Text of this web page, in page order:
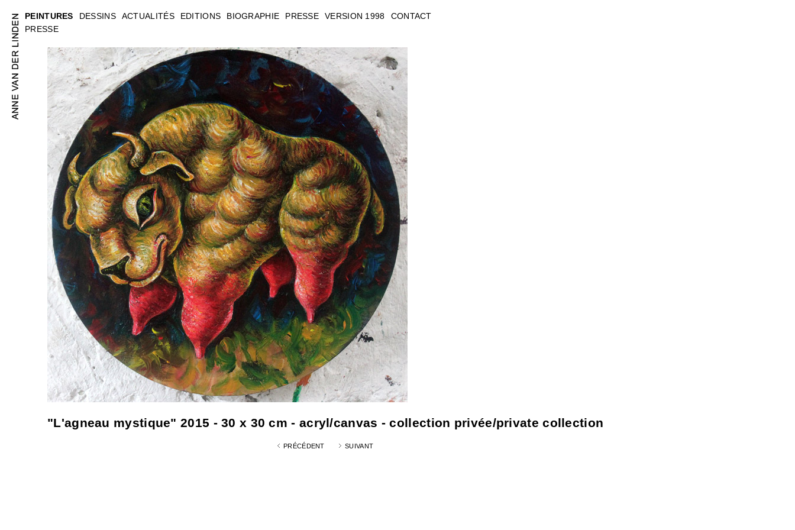
PEINTURES
PRESSE
DESSINS ACTUALITÉS EDITIONS BIOGRAPHIE PRESSE VERSION 1998 CONTACT
"L'agneau mystique" 2015 - 30 x 30 cm - acryl/canvas - collection privée/private collection
PRÉCÉDENT SUIVANT